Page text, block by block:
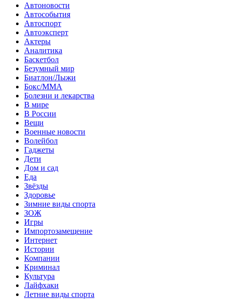
Автоновости
Автособытия
Автоспорт
Автоэксперт
Актеры
Аналитика
Баскетбол
Безумный мир
Биатлон/Лыжи
Бокс/MMA
Болезни и лекарства
В мире
В России
Вещи
Военные новости
Волейбол
Гаджеты
Дети
Дом и сад
Еда
Звёзды
Здоровье
Зимние виды спорта
ЗОЖ
Игры
Импортозамещение
Интернет
Истории
Компании
Криминал
Культура
Лайфхаки
Летние виды спорта